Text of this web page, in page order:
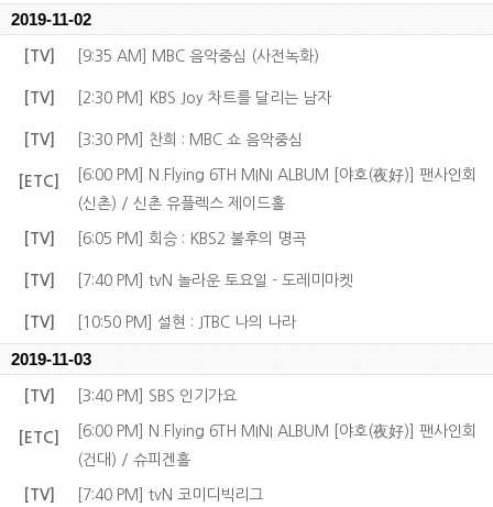
2019-11-02
[TV] [9:35 AM] MBC 음악중심 (사전녹화)
[TV] [2:30 PM] KBS Joy 차트를 달리는 남자
[TV] [3:30 PM] 찬희 : MBC 쇼 음악중심
[ETC]
[6:00 PM] N.Flying 6TH MINI ALBUM [야호(夜好)] 팬사인회
(신촌) / 신촌 유플렉스 제이드홀
[TV] [6:05 PM] 회승 : KBS2 불후의 명곡
[TV] [7:40 PM] tvN 놀라운 토요일 - 도레미마켓
[TV] [10:50 PM] 설현 : JTBC 나의 나라
2019-11-03
[TV] [3:40 PM] SBS 인기가요
[ETC]
[6:00 PM] N.Flying 6TH MINI ALBUM [야호(夜好)] 팬사인회
(건대) / 슈피겐홀
[TV] [7:40 PM] tvN 코미디빅리그